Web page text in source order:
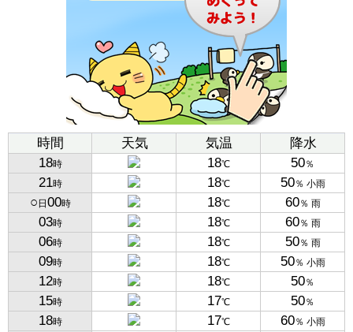
時間 天気 気温
降水
18時 18℃ 50％
21時 18℃ 50％ 小雨
○ 日 00時 18℃ 60％ 雨
03時 18℃ 60％ 雨
06時 18℃ 50％ 雨
09時 18℃ 50％ 小雨
12時 18℃ 50％
15時 17℃ 50％
18時 17℃ 60％ 小雨